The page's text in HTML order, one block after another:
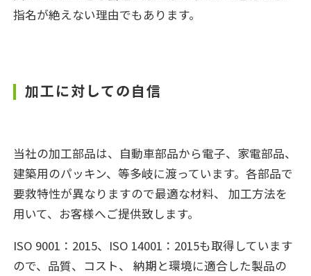
指名が絶えない理由でもあります。
加工に対しての自信
当社の加工部品は、自動車部品から電子、家電部品、
建築用のパッキン、等多岐に渡っています。各部品で
要救特性が異なりますので最適な材料、 加工方法を
用いて、お客様へご提供致します。
ISO 9001：2015、ISO 14001：2015も取得しています
ので、品質、コスト、 納期と環境に適合した製品の